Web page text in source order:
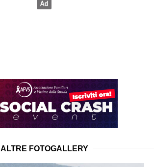
ALTRE FOTOGALLERY